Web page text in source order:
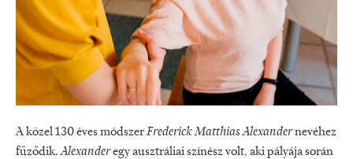
A közel 130 éves módszerFrederick Matthias Alexandernevéhez
fűződik.Alexanderegy ausztráliai színész volt, aki pályája során